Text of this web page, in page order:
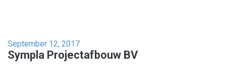
September 12, 2017
Sympla Projectafbouw BV